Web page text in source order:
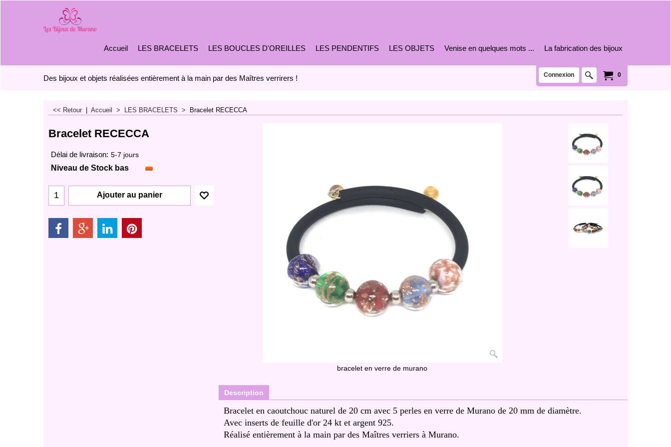
Accueil LES BRACELETS LES BOUCLES D'OREILLES LES PENDENTIFS LES OBJETS Venise en quelques mots ... La fabrication des bijoux
Des bijoux et objets réalisées entièrement à la main par des Maîtres verrirers ! 0
Connexion
<< Retour Accueil > LES BRACELETS > Bracelet RECECCA
bracelet en verre de murano
Bracelet RECECCA
Délai de livraison: 5-7 jours
Niveau de Stock bas
Ajouter au panier
Description
Bracelet en caoutchouc naturel de 20 cm avec 5 perles en verre de Murano de 20 mm de diamètre.
Avec inserts de feuille d'or 24 kt et argent 925.
Réalisé entièrement à la main par des Maîtres verriers à Murano.